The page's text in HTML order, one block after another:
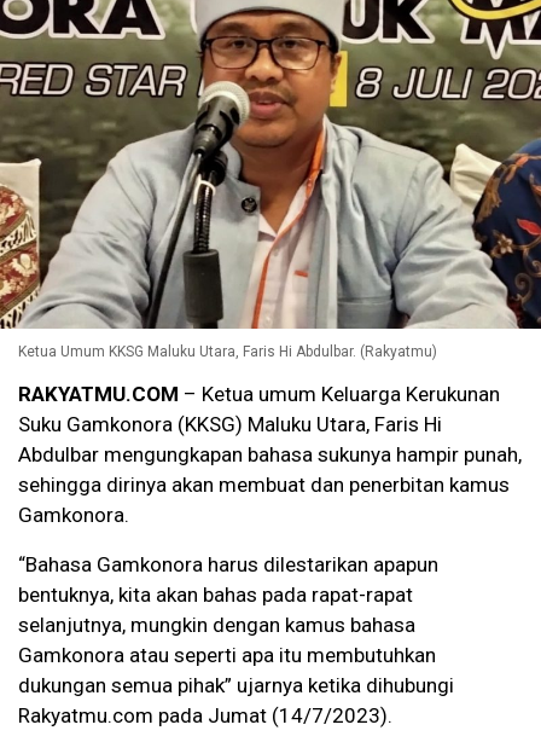
Ketua Umum KKSG Maluku Utara, Faris Hi Abdulbar. (Rakyatmu)
RAKYATMU.COM – Ketua umum Keluarga Kerukunan
Suku Gamkonora (KKSG) Maluku Utara, Faris Hi
Abdulbar mengungkapan bahasa sukunya hampir punah,
sehingga dirinya akan membuat dan penerbitan kamus
Gamkonora.
“Bahasa Gamkonora harus dilestarikan apapun
bentuknya, kita akan bahas pada rapat-rapat
selanjutnya, mungkin dengan kamus bahasa
Gamkonora atau seperti apa itu membutuhkan
dukungan semua pihak” ujarnya ketika dihubungi
Rakyatmu.com pada Jumat (14/7/2023).